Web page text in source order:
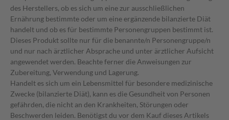
des Herstellers, ob es sich um eine zur ausschließlichen
Ernährung bestimmte oder um eine ergänzende bilanzierte Diät
handelt und ob es für bestimmte Personengruppen bestimmt ist.
Dieses Produkt sollte nur für die benannte/n Personengruppe/n
und nur nach ärztlicher Absprache und unter ärztlicher Aufsicht
angewendet werden. Beachte ferner die Anweisungen zur
Zubereitung, Verwendung und Lagerung.
Handelt es sich um ein Lebensmittel für besondere medizinische
Zwecke (bilanzierte Diät), kann es die Gesundheit von Personen
gefährden, die nicht an den Krankheiten, Störungen oder
Beschwerden leiden. Benötigst du vor dem Kauf dieses Artikels